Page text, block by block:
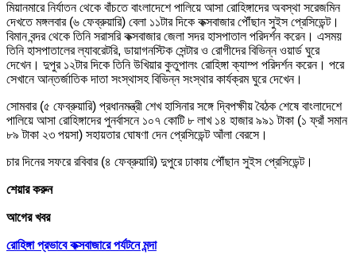
মিয়ানমারে নির্যাতন থেকে বাঁচতে বাংলাদেশে পালিয়ে আসা রোহিঙ্গাদের অবস্থা সরেজমিন
দেখতে মঙ্গলবার (৬ ফেব্রুয়ারি) বেলা ১১টার দিকে কক্সবাজার পৌঁছান সুইস প্রেসিডেন্ট।
বিমান বন্দর থেকে তিনি সরাসরি কক্সবাজার জেলা সদর হাসপাতাল পরিদর্শন করেন। এসময়
তিনি হাসপাতালের ল্যাবরেটরি, ডায়াগনস্টিক সেন্টার ও রোগীদের বিভিন্ন ওয়ার্ড ঘুরে
দেখেন। দুপুর ১২টার দিকে তিনি উখিয়ার কুতুপালং রোহিঙ্গা ক্যাম্প পরিদর্শন করেন। পরে
সেখানে আন্তর্জাতিক দাতা সংস্থাসহ বিভিন্ন সংস্থার কার্যক্রম ঘুরে দেখেন।
সোমবার (৫ ফেব্রুয়ারি) প্রধানমন্ত্রী শেখ হাসিনার সঙ্গে দ্বিপক্ষীয় বৈঠক শেষে বাংলাদেশে
পালিয়ে আসা রোহিঙ্গাদের পুনর্বাসনে ১০৭ কোটি ৮ লাখ ১৪ হাজার ৯৯১ টাকা (১ ফ্রাঁ সমান
৮৯ টাকা ২৩ পয়সা) সহায়তার ঘোষণা দেন প্রেসিডেন্ট আঁলা বেরসে।
চার দিনের সফরে রবিবার (৪ ফেব্রুয়ারি) দুপুরে ঢাকায় পৌঁছান সুইস প্রেসিডেন্ট।
শেয়ার করুন
আগের খবর
রোহিঙ্গা প্রভাবে কক্সবাজারে পর্যটনে মন্দা